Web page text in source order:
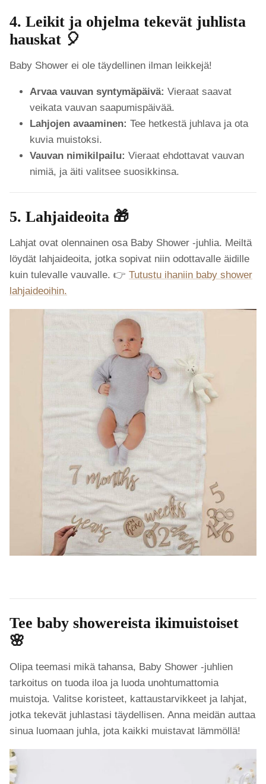
4. Leikit ja ohjelma tekevät juhlista
hauskat 🎈
Baby Shower ei ole täydellinen ilman leikkejä!
Arvaa vauvan syntymäpäivä: Vieraat saavat
veikata vauvan saapumispäivää.
Lahjojen avaaminen: Tee hetkestä juhlava ja ota
kuvia muistoksi.
Vauvan nimikilpailu: Vieraat ehdottavat vauvan
nimiä, ja äiti valitsee suosikkinsa.
5. Lahjaideoita 🎁
Lahjat ovat olennainen osa Baby Shower -juhlia. Meiltä
löydät lahjaideoita, jotka sopivat niin odottavalle äidille
kuin tulevalle vauvalle. 👉 Tutustu ihaniin baby shower
lahjaideoihin.
Tee baby showereista ikimuistoiset
🌸
Olipa teemasi mikä tahansa, Baby Shower -juhlien
tarkoitus on tuoda iloa ja luoda unohtumattomia
muistoja. Valitse koristeet, kattaustarvikkeet ja lahjat,
jotka tekevät juhlastasi täydellisen. Anna meidän auttaa
sinua luomaan juhla, jota kaikki muistavat lämmöllä!